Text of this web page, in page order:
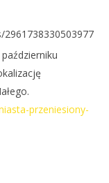
przeniesiony-